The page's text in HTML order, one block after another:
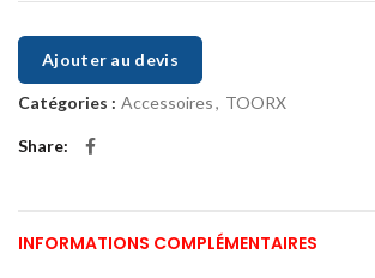
Ajouter au devis
Catégories : Accessoires, TOORX
Share
INFORMATIONS COMPLÉMENTAIRES